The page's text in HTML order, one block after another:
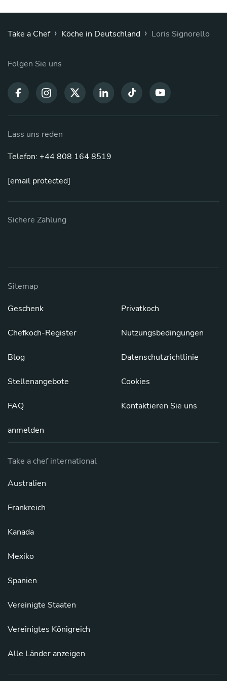
Take a Chef › Köche in Deutschland › Loris Signorello
Folgen Sie uns
Lass uns reden
Telefon: +44 808 164 8519
[email protected]
Sichere Zahlung
Sitemap
Geschenk
Chefkoch-Register
Blog
Stellenangebote
FAQ
anmelden
Privatkoch
Nutzungsbedingungen
Datenschutzrichtlinie
Cookies
Kontaktieren Sie uns
Take a chef international
Australien
Frankreich
Kanada
Mexiko
Spanien
Vereinigte Staaten
Vereinigtes Königreich
Alle Länder anzeigen